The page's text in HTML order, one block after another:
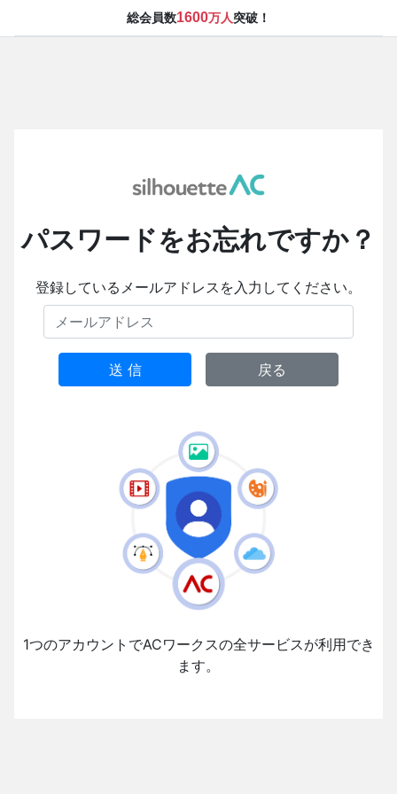
総会員数1600万人突破！
パスワードをお忘れですか？
登録しているメールアドレスを入力してください。
送 信 戻る
1つのアカウントでACワークスの全サービスが利用でき
ます。